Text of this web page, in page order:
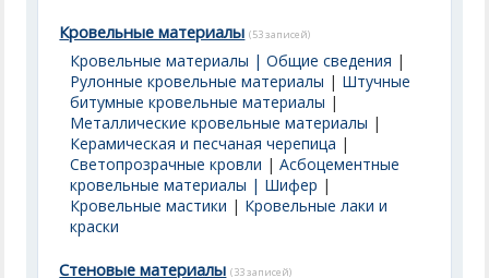
Кровельные материалы (53 записей)
Кровельные материалы | Общие сведения |
Рулонные кровельные материалы | Штучные
битумные кровельные материалы |
Металлические кровельные материалы |
Керамическая и песчаная черепица |
Светопрозрачные кровли |Асбоцементные
кровельные материалы | Шифер |
Кровельные мастики | Кровельные лаки и
краски
Стеновые материалы (33 записей)